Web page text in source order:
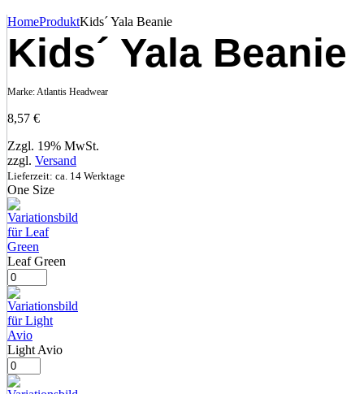
HomeProduktKids´ Yala Beanie
Kids´ Yala Beanie
Marke: Atlantis Headwear
8,57 €
Zzgl. 19% MwSt.
zzgl. Versand
Lieferzeit: ca. 14 Werktage
One Size
Leaf Green
Light Avio